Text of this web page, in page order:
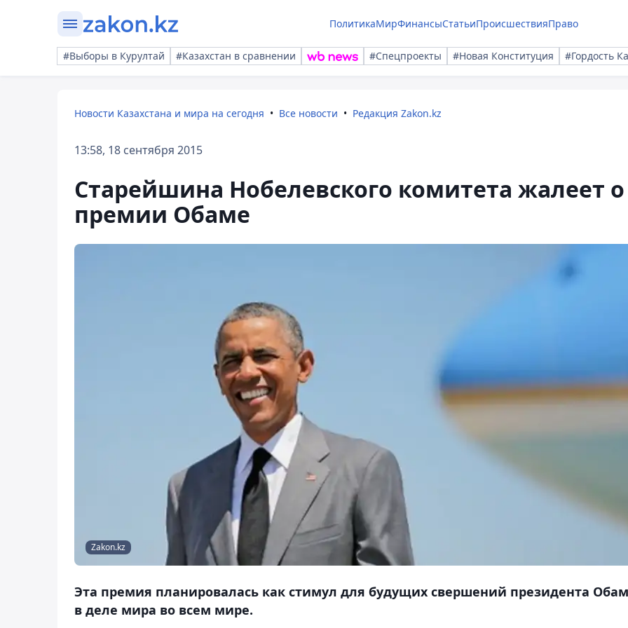
ПолитикаМирФинансыСтатьиПроисшествияПраво
#Выборы в Курултай #Казахстан в сравнении #Спецпроекты #Новая Конституция #Гордость
Новости Казахстана и мира на сегодня Все новости Редакция Zakon.kz
13:58, 18 сентября 2015
Старейшина Нобелевского комитета жалеет о
премии Обаме
Zakon.kz
Эта премия планировалась как стимул для будущих свершений президента
в деле мира во всем мире.